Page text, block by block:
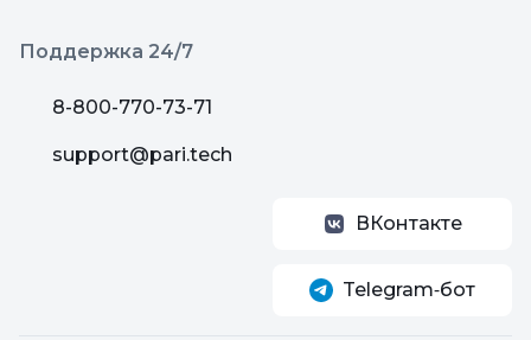
Поддержка 24/7
8-800-770-73-71
support@pari.tech
ВКонтакте
Telegram‑бот